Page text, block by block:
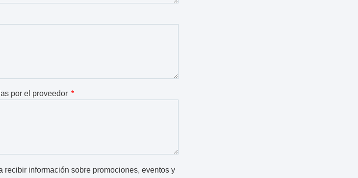
por el proveedor
recibir información sobre promociones, eventos y